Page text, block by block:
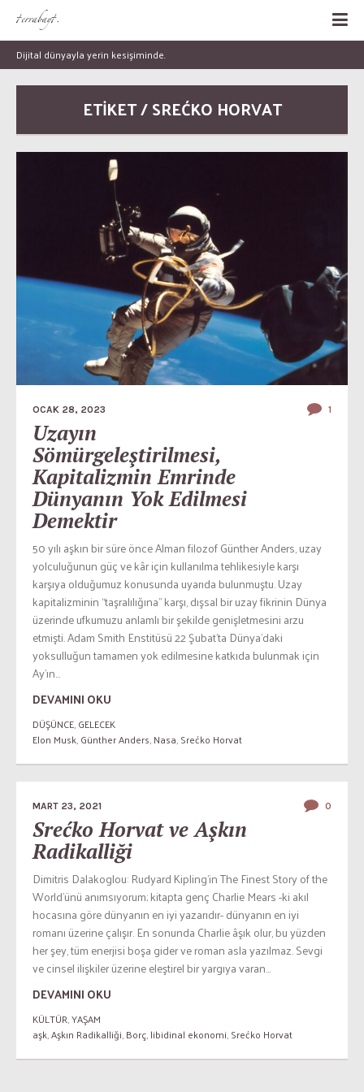
Dijital dünyayla yerin kesişiminde.
ETİKET / SREĆKO HORVAT
OCAK 28, 2023 1
Uzayın
Sömürgeleştirilmesi,
Kapitalizmin Emrinde
Dünyanın Yok Edilmesi
Demektir
50 yılı aşkın bir süre önce Alman filozof Günther Anders, uzay
yolculuğunun güç ve kâr için kullanılma tehlikesiyle karşı
karşıya olduğumuz konusunda uyarıda bulunmuştu. Uzay
kapitalizminin “taşralılığına” karşı, dışsal bir uzay fikrinin Dünya
üzerinde ufkumuzu anlamlı bir şekilde genişletmesini arzu
etmişti. Adam Smith Enstitüsü 22 Şubat’ta Dünya’daki
yoksulluğun tamamen yok edilmesine katkıda bulunmak için
Ay’ın...
DEVAMINI OKU
DÜŞÜNCE,GELECEK
Elon Musk,Günther Anders,Nasa,Srećko Horvat
MART 23, 2021 0
Srećko Horvat ve Aşkın
Radikalliği
Dimitris Dalakoglou: Rudyard Kipling’in The Finest Story of the
World’ünü anımsıyorum; kitapta genç Charlie Mears -ki akıl
hocasına göre dünyanın en iyi yazarıdır- dünyanın en iyi
romanı üzerine çalışır. En sonunda Charlie âşık olur, bu yüzden
her şey, tüm enerjisi boşa gider ve roman asla yazılmaz. Sevgi
ve cinsel ilişkiler üzerine eleştirel bir yargıya varan...
DEVAMINI OKU
KÜLTÜR,YAŞAM
aşk,Aşkın Radikalliği,Borç,libidinal ekonomi,Srećko Horvat